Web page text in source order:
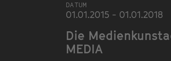
DATUM
01.01.2015 - 01.01.2018
Die
MEDIA